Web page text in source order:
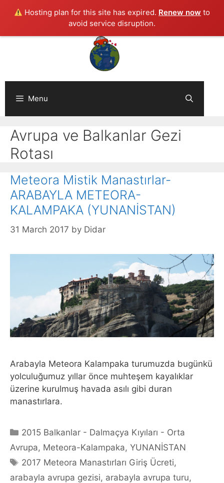
Hosting plan for this site has expired. Renew now to
avoid service disruption.
Menu
Avrupa ve Balkanlar Gezi
Rotası
Meteora Mistik Manastırlar-
ARABAYLA METEORA-
KALAMPAKA (YUNANİSTAN)
31 March 2017 by Didar
Arabayla Meteora Kalampaka turumuzda bugünkü
yolculuğumuz yıllar önce muhteşem kayalıklar
üzerine kurulmuş havada asılı gibi duran
manastırlara.
Categories
2015 Balkanlar - Dalmaçya Kıyıları - Orta
Avrupa, Meteora-Kalampaka, YUNANİSTAN
Tags
2017 Meteora Manastırları Giriş Ücreti,
arabayla avrupa gezisi, arabayla avrupa turu,